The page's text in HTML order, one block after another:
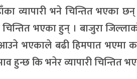
व्यापारी भने चिन्तित भएका
चिन्तित भएका हुन् । बाजुरा
भएकाले बढी हिमपात भएमा
कि भनेर व्यापारी चिन्तित